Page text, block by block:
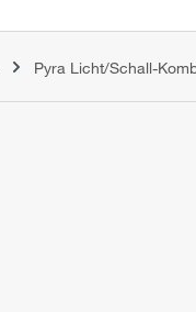
Pyra Licht/Schall-